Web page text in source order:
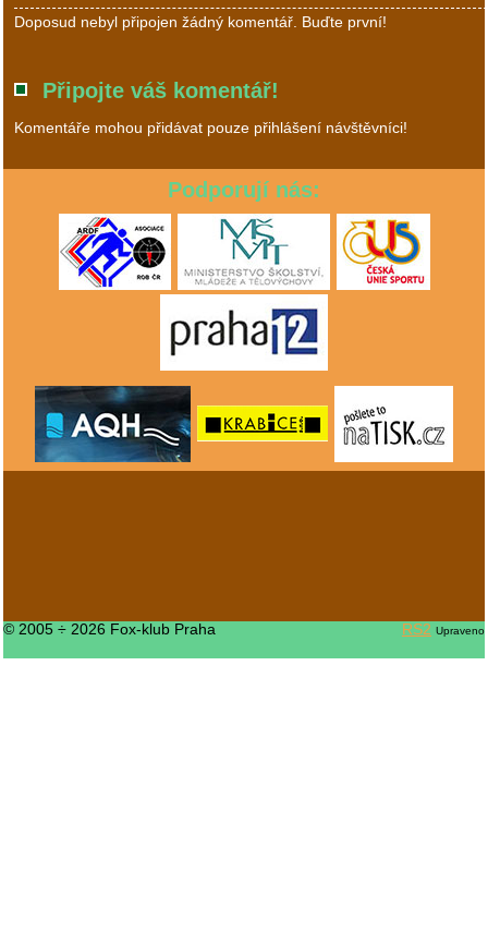
Doposud nebyl připojen žádný komentář. Buďte první!
Připojte váš komentář!
Komentáře mohou přidávat pouze přihlášení návštěvníci!
Podporují nás:
© 2005 ÷ 2026 Fox-klub Praha RS2 Upraveno